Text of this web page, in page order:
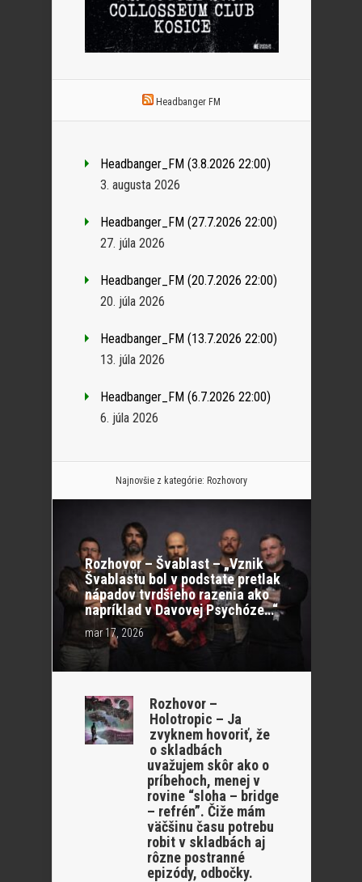
Headbanger FM
Headbanger_FM (3.8.2026 22:00)
3. augusta 2026
Headbanger_FM (27.7.2026 22:00)
27. júla 2026
Headbanger_FM (20.7.2026 22:00)
20. júla 2026
Headbanger_FM (13.7.2026 22:00)
13. júla 2026
Headbanger_FM (6.7.2026 22:00)
6. júla 2026
Najnovšie z kategórie: Rozhovory
Rozhovor – Švablast – „Vznik
Švablastu bol v podstate pretlak
nápadov tvrdšieho razenia ako
napríklad v Davovej Psychóze…“
mar 17, 2026
Rozhovor –
Holotropic – Ja
zvyknem hovoriť, že
o skladbách
uvažujem skôr ako o
príbehoch, menej v
rovine “sloha – bridge
– refrén”. Čiže mám
väčšinu času potrebu
robit v skladbách aj
rôzne postranné
epizódy, odbočky.